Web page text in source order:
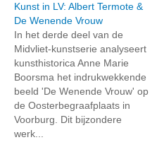
Kunst in LV: Albert Termote &
De Wenende Vrouw
In het derde deel van de
Midvliet-kunstserie analyseert
kunsthistorica Anne Marie
Boorsma het indrukwekkende
beeld 'De Wenende Vrouw' op
de Oosterbegraafplaats in
Voorburg. Dit bijzondere
werk...